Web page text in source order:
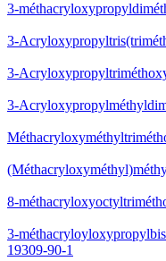
3-
3-
3-
3-
8-
3-
19309-90-1